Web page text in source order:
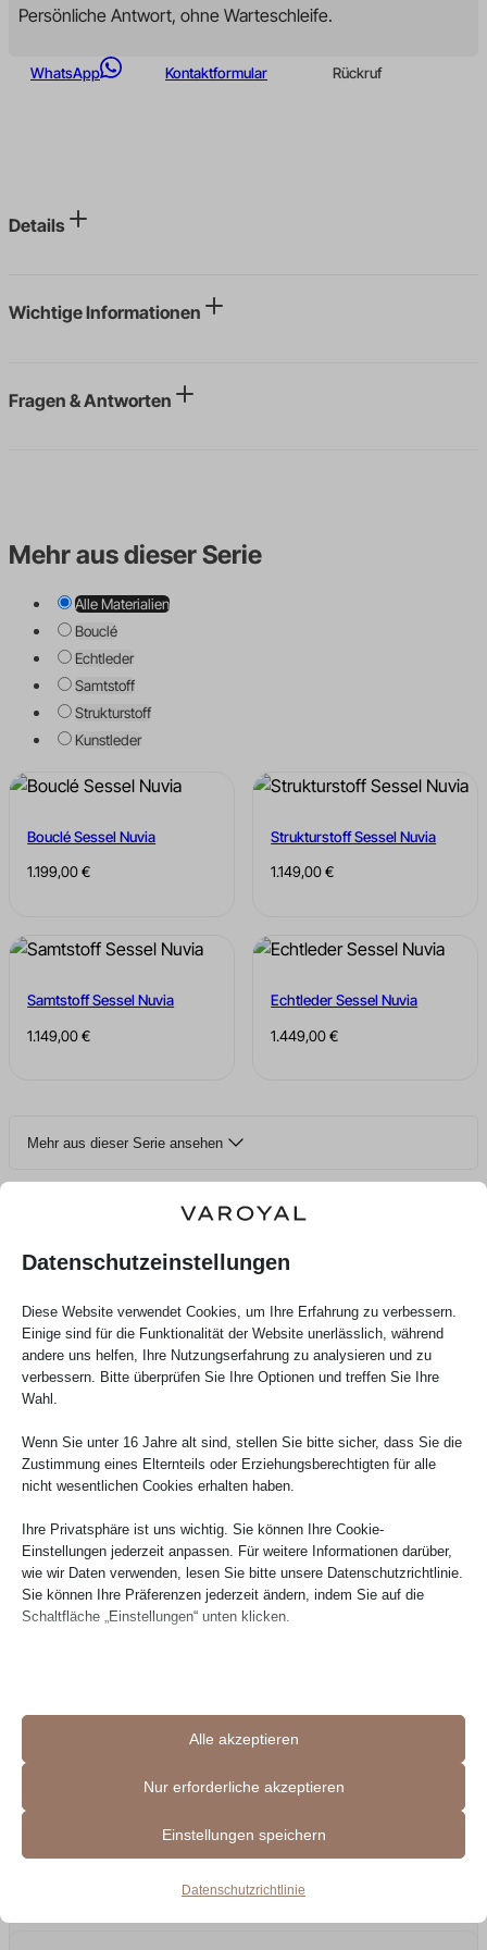
Persönliche Antwort, ohne Warteschleife.
WhatsApp Kontaktformular Rückruf
Details
Wichtige Informationen
Fragen & Antworten
Mehr aus dieser Serie
Alle Materialien
Bouclé
Echtleder
Samtstoff
Strukturstoff
Kunstleder
Bouclé Sessel Nuvia
1.199,00€
Strukturstoff Sessel Nuvia
1.149,00€
Samtstoff Sessel Nuvia
1.149,00€
Echtleder Sessel Nuvia
1.449,00€
Mehr aus dieser Serie ansehen
Das sagen unsere Kunden über uns
29.07.2026
Sehr guter Kundenservice. Produkt – Couch – in Top
Qualität – sehr schön sowie bequem. Ich nutze schon
Lieferung + Montage in Preis erhalten, pünktlich und
höfflich gelaufen. 100/100 Punkte. Empfehlenswert.
Datenschutzeinstellungen
Diese Website verwendet Cookies, um Ihre Erfahrung zu verbessern.
Einige sind für die Funktionalität der Website unerlässlich, während
andere uns helfen, Ihre Nutzungserfahrung zu analysieren und zu
verbessern. Bitte überprüfen Sie Ihre Optionen und treffen Sie Ihre
Wahl.
Wenn Sie unter 16 Jahre alt sind, stellen Sie bitte sicher, dass Sie die
Zustimmung eines Elternteils oder Erziehungsberechtigten für alle
nicht wesentlichen Cookies erhalten haben.
Ihre Privatsphäre ist uns wichtig. Sie können Ihre Cookie-
Einstellungen jederzeit anpassen. Für weitere Informationen darüber,
wie wir Daten verwenden, lesen Sie bitte unsere Datenschutzrichtlinie.
Sie können Ihre Präferenzen jederzeit ändern, indem Sie auf die
Schaltfläche „Einstellungen“ unten klicken.
Essenzielle Cookies und Dienste ermöglichen grundlegende
Website erforderlich. Diese Cookies und Dienste erfordern keine
Zustimmung des Nutzers gemäß der DSGVO.
Alle akzeptieren
Nur erforderliche akzeptieren
Einstellungen speichern
Datenschutzrichtlinie